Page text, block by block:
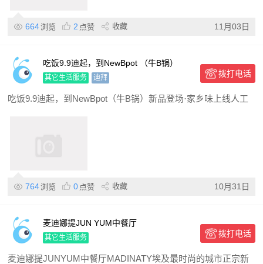
664浏览 2 点赞 收藏 11月03日
吃饭9.9迪起，到NewBpot （牛B锅）
其它生活服务 迪拜 拨打电话
吃饭9.9迪起，到NewBpot（牛B锅）新品登场·家乡味上线人工
764浏览 0 点赞 收藏 10月31日
麦迪娜提JUN YUM中餐厅
其它生活服务 拨打电话
麦迪娜提JUNYUM中餐厅MADINATY埃及最时尚的城市正宗新